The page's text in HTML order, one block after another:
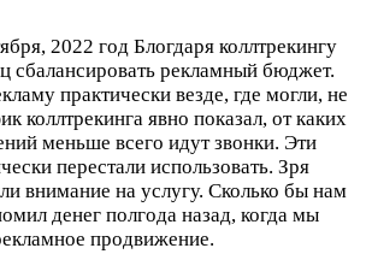
2022 год Блогдаря коллтрекингу
сбалансировать рекламный бюджет.
практически везде, где могли, не
коллтрекинга явно показал, от каких
меньше всего идут звонки. Эти
перестали использовать. Зря
внимание на услугу. Сколько бы нам
денег полгода назад, когда мы
продвижение.